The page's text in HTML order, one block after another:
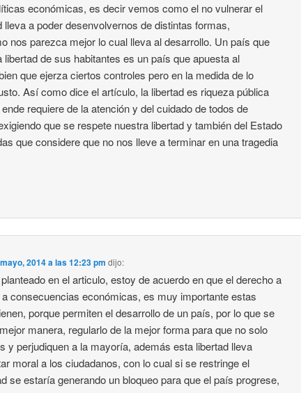
económicas, es decir vemos como el no vulnerar el
lleva a poder desenvolvernos de distintas formas,
nos parezca mejor lo cual lleva al desarrollo. Un país que
libertad de sus habitantes es un país que apuesta al
que ejerza ciertos controles pero en la medida de lo
Así como dice el artículo, la libertad es riqueza pública
requiere de la atención y del cuidado de todos de
que se respete nuestra libertad y también del Estado
que considere que no nos lleve a terminar en una tragedia
2014 a las 12:23 pm dijo:
en el articulo, estoy de acuerdo en que el derecho a
consecuencias económicas, es muy importante estas
porque permiten el desarrollo de un país, por lo que se
manera, regularlo de la mejor forma para que no solo
y perjudiquen a la mayoría, además esta libertad lleva
moral a los ciudadanos, con lo cual si se restringe el
se estaría generando un bloqueo para que el país progrese,